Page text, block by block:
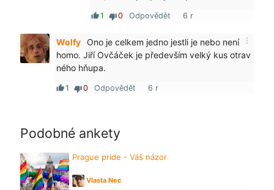
thumb_up1 thumb_down0 Odpovědět 6 r
Wolfy more_vert
Ono je celkem jedno jestli je nebo není
homo. Jiří Ovčáček je především velký kus otrav
ného hňupa.
thumb_up1 thumb_down0 Odpovědět 6 r
Podobné ankety
Prague pride - Váš názor
Vlasta Nec